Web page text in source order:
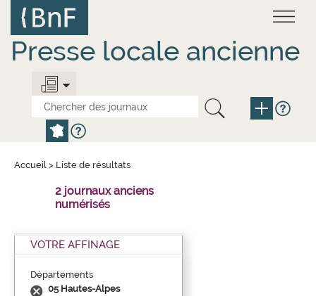
contenu
principal
Presse locale ancienne
Accueil > Liste de résultats
2 journaux anciens
numérisés
VOTRE AFFINAGE
Départements
05 Hautes-Alpes
Panneau de gestion des cookies